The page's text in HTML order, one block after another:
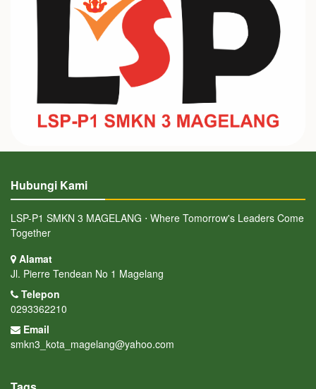
Hubungi Kami
LSP-P1 SMKN 3 MAGELANG ⋅ Where Tomorrow's Leaders Come
Together
Alamat
Jl. Pierre Tendean No 1 Magelang
Telepon
0293362210
Email
smkn3_kota_magelang@yahoo.com